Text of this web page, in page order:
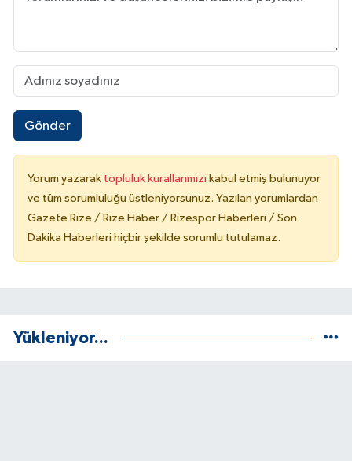
Gönder
Yorum yazarak topluluk kurallarımızı kabul etmiş bulunuyor
ve tüm sorumluluğu üstleniyorsunuz. Yazılan yorumlardan
Gazete Rize / Rize Haber / Rizespor Haberleri / Son
Dakika Haberleri hiçbir şekilde sorumlu tutulamaz.
Yükleniyor...